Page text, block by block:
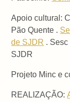
Apoio cultural:
Pão Quente .
de SJDR .
SJDR
Projeto Minc e
REALIZAÇÃO: